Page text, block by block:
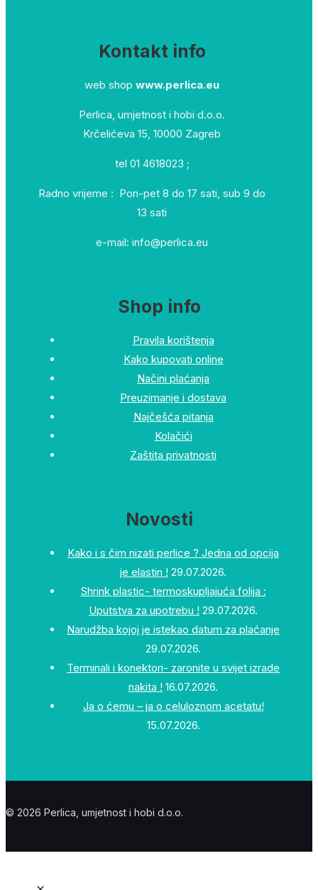
Kontakt info
web shop www.perlica.eu
Perlica, umjetnost i hobi d.o.o.
Krčelićeva 15, 10000 Zagreb
tel 01 4618023 ;
Radno vrijeme : Pon-pet 8 do 17 sati, sub 9 do
13 sati
e-mail: info@perlica.eu
Shop info
Pravila korištenja
Kako kupovati online
Načini plaćanja
Preuzimanje i dostava
Najčešća pitanja
Kolačići
Zaštita privatnosti
Novosti
Kako i s čim nizati perlice ? Jedna od opcija
je elastin ! 29.07.2026.
Shrink plastic- termoskupljajuća folija :
Uputstva za upotrebu ! 29.07.2026.
Narudžba kojoj je istekao datum za plaćanje
29.07.2026.
Terminali i konektori- zaronite u svijet izrade
nakita ! 16.07.2026.
Ja o ćemu – ja o celuloznom acetatu!
15.07.2026.
© 2026 Perlica, umjetnost i hobi d.o.o.